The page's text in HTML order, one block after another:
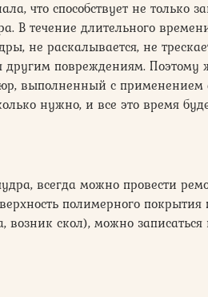
что способствует не только
В течение длительного
не раскалывается, не
другим повреждениям.
выполненный с применением
нужно, и все это время
всегда можно провести
полимерного покрытия
возник скол), можно